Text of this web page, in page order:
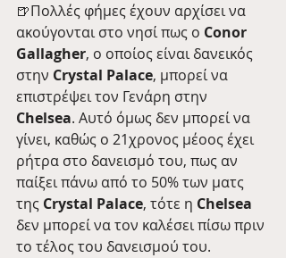
🍺Πολλές φήμες έχουν αρχίσει να
ακούγονται στο νησί πως ο Conor
Gallagher, ο οποίος είναι δανεικός
στην Crystal Palace, μπορεί να
επιστρέψει τον Γενάρη στην
Chelsea. Αυτό όμως δεν μπορεί να
γίνει, καθώς ο 21χρονος μέοος έχει
ρήτρα στο δανεισμό του, πως αν
παίξει πάνω από το 50% των ματς
της Crystal Palace, τότε η Chelsea
δεν μπορεί να τον καλέσει πίσω πριν
το τέλος του δανεισμού του.